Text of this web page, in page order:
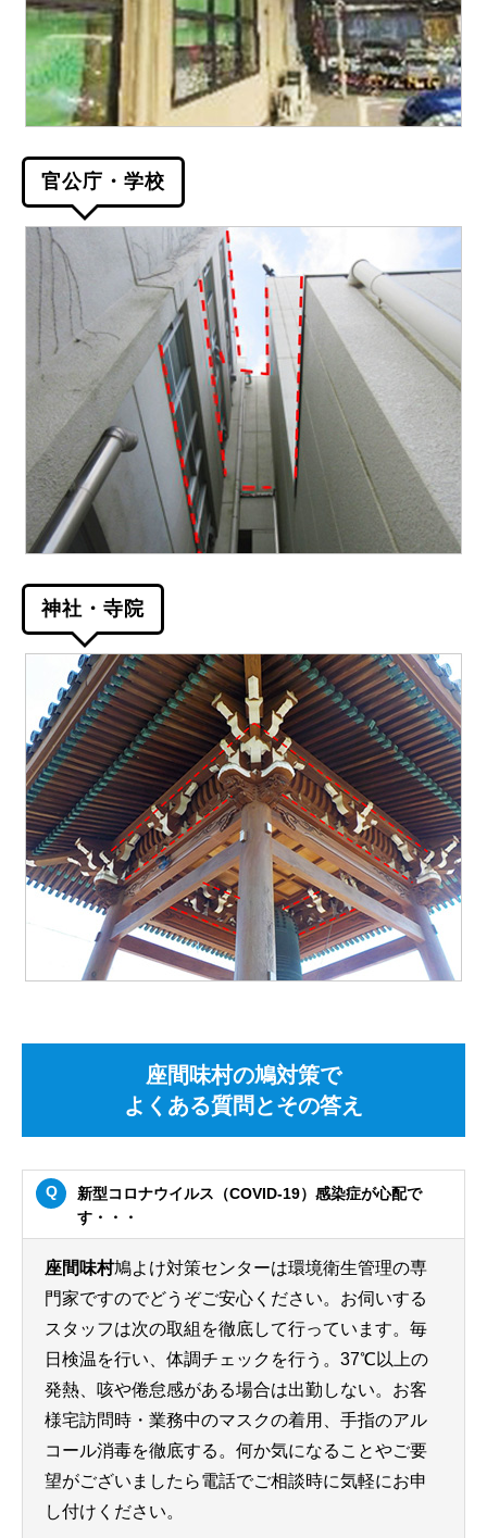
官公庁・学校
神社・寺院
座間味村の鳩対策で
よくある質問とその答え
新型コロナウイルス（COVID-19）感染症が心配で
す・・・
座間味村鳩よけ対策センターは環境衛生管理の専
門家ですのでどうぞご安心ください。お伺いする
スタッフは次の取組を徹底して行っています。毎
日検温を行い、体調チェックを行う。37℃以上の
発熱、咳や倦怠感がある場合は出勤しない。お客
様宅訪問時・業務中のマスクの着用、手指のアル
コール消毒を徹底する。何か気になることやご要
望がございましたら電話でご相談時に気軽にお申
し付けください。